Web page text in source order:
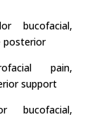
bucofacial,
posterior
pain,
support
bucofacial,